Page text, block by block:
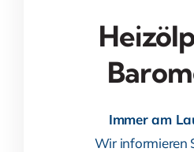
Immer am
Wir informieren